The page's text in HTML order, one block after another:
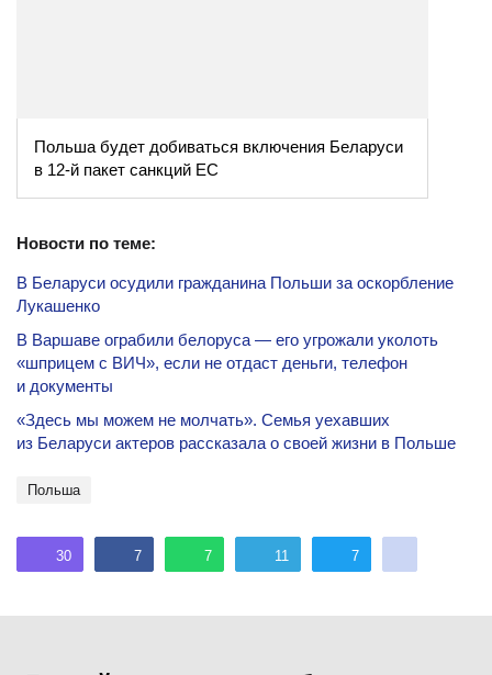
Польша будет добиваться включения Беларуси
в 12-й пакет санкций ЕС
Новости по теме:
В Беларуси осудили гражданина Польши за оскорбление
Лукашенко
В Варшаве ограбили белоруса — его угрожали уколоть
«шприцем с ВИЧ», если не отдаст деньги, телефон
и документы
«Здесь мы можем не молчать». Семья уехавших
из Беларуси актеров рассказала о своей жизни в Польше
Польша
30 7 7 11 7